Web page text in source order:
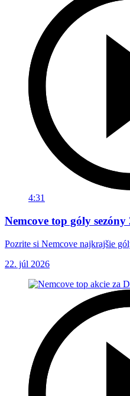
4:31
Nemcove top góly sezóny
Pozrite si Nemcove najkrajšie
22. júl 2026